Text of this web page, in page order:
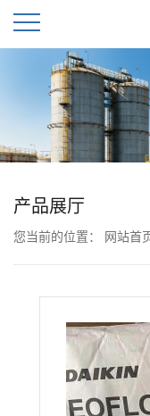
首
页
公
产品展厅
您当前的位置： 网站首